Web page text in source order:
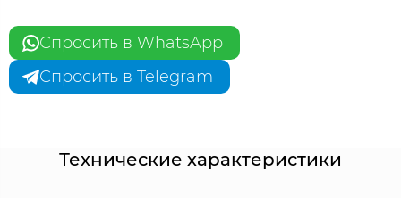
Спросить в WhatsApp
Спросить в Telegram
Технические характеристики